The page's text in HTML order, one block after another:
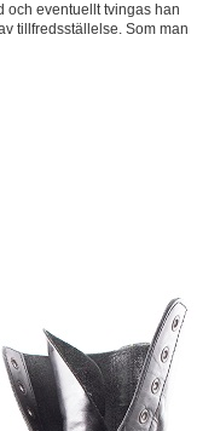
och eventuellt tvingas han
tillfredsställelse. Som man